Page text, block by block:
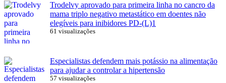
Trodelvy aprovado para primeira linha no cancro da
mama triplo negativo metastático em doentes não
elegíveis para inibidores PD-(L)1
61 visualizações
Especialistas defendem mais potássio na alimentação
para ajudar a controlar a hipertensão
57 visualizações